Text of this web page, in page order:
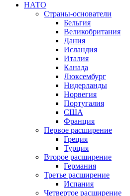
НАТО
Страны-основатели
Бельгия
Великобритания
Дания
Исландия
Италия
Канада
Люксембург
Нидерланды
Норвегия
Португалия
США
Франция
Первое расширение
Греция
Турция
Второе расширение
Германия
Третье расширение
Испания
Четвертое расширение